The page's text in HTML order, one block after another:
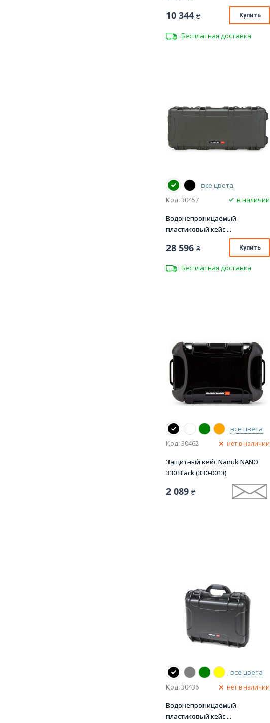
10 344 ₴ Купить
Бесплатная доставка
все цвета
Код: 30457
в наличии
Водонепроницаемый
пластиковый кейс ...
28 596 ₴ Купить
Бесплатная доставка
все цвета
Код: 30462
нет в наличии
Защитный кейс Nanuk NANO
330 Black (330-0013)
2 089 ₴
все цвета
Код: 30436
нет в наличии
Водонепроницаемый
пластиковый кейс ...